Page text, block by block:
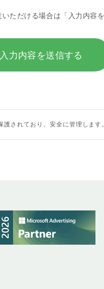
ただける場合は「入力内容
されており、安全に管理します